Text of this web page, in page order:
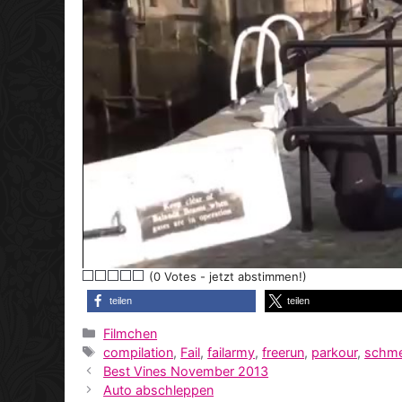
(0 Votes - jetzt abstimmen!)
teilen teilen
Kategorien
Filmchen
Schlagwörter
compilation, Fail,failarmy,freerun, parkour,
Best Vines November 2013
Auto abschleppen